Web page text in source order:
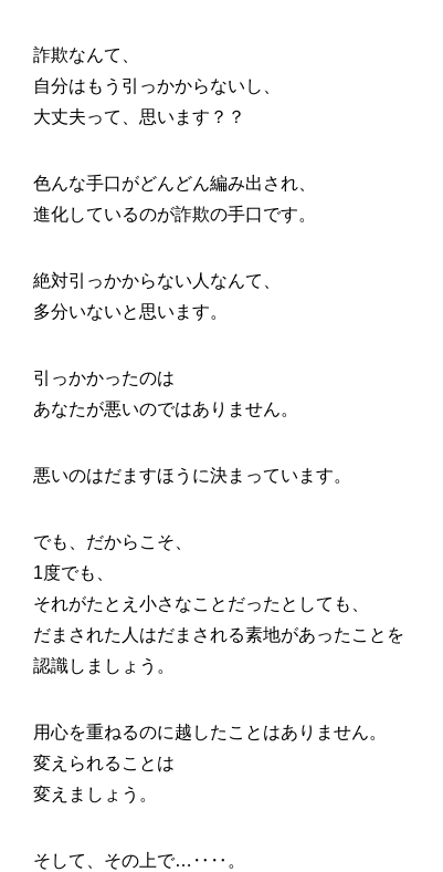
詐欺なんて、
自分はもう引っかからないし、
大丈夫って、思います？？
色んな手口がどんどん編み出され、
進化しているのが詐欺の手口です。
絶対引っかからない人なんて、
多分いないと思います。
引っかかったのは
あなたが悪いのではありません。
悪いのはだますほうに決まっています。
でも、だからこそ、
1度でも、
それがたとえ小さなことだったとしても、
だまされた人はだまされる素地があったことを
認識しましょう。
用心を重ねるのに越したことはありません。
変えられることは
変えましょう。
そして、その上で…‥‥。